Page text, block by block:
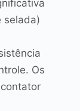
selada)
Os